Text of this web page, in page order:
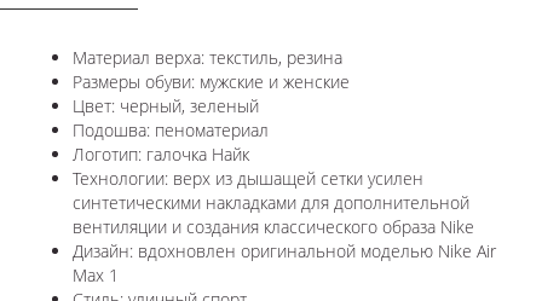
Материал верха: текстиль, резина
Размеры обуви: мужские и женские
Цвет: черный, зеленый
Подошва: пеноматериал
Логотип: галочка Найк
Технологии: верх из дышащей сетки усилен
синтетическими накладками для дополнительной
вентиляции и создания классического образа Nike
Дизайн: вдохновлен оригинальной моделью Nike Air
Max 1